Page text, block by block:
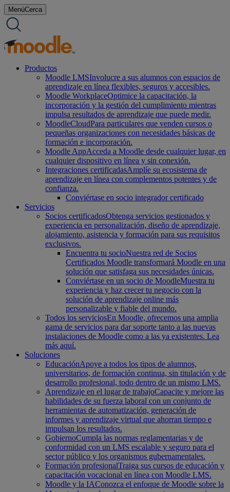
saltar
al
contenido
MenúCerca
Productos
Moodle LMSInvolucre a sus alumnos con espacios de
aprendizaje en línea flexibles, seguros y accesibles.
Moodle WorkplaceOptimice la capacitación, la
incorporación y la gestión del cumplimiento mientras
impulsa resultados de aprendizaje que puede medir.
MoodleCloudPara particulares que venden cursos o
pequeñas organizaciones con necesidades básicas de
formación e incorporación.
Moodle AppAcceda a Moodle desde cualquier lugar, en
cualquier dispositivo en línea y sin conexión.
Integraciones certificadasAmplíe su ecosistema de
aprendizaje en línea con complementos potentes y de
confianza.
Conviértase en socio integrador certificado
Servicios
Socios certificadosObtenga servicios gestionados y
experiencia en personalización, diseño de aprendizaje,
alojamiento, asistencia y formación para sus requisitos
exclusivos.
Encuentra tu socioNuestra red de Socios
Certificados Moodle transformará Moodle en una
solución que satisfaga sus necesidades únicas.
Conviértase en un socio de MoodleMuestra tu
experiencia y haz crecer tu negocio con la
solución de aprendizaje online más
personalizable y fiable del mundo.
Todos los serviciosEn Moodle, ofrecemos una amplia
gama de servicios para dar soporte tanto a las nuevas
instalaciones de Moodle como a las ya existentes. Lea
más aquí.
Soluciones
EducaciónApoye a todos los tipos de alumnos,
universitarios, de formación continua, sin titulación y de
desarrollo profesional, todo dentro de un mismo LMS.
Aprendizaje en el lugar de trabajoCapacite y mejore las
habilidades de su fuerza laboral con un conjunto de
herramientas de automatización, generación de
informes y aprendizaje virtual que ahorran tiempo e
impulsan los resultados.
GobiernoCumpla las normas reglamentarias y de
conformidad con un LMS escalable y seguro para el
sector público y los organismos gubernamentales.
Formación profesionalTraiga sus cursos de educación y
capacitación vocacional en línea con Moodle LMS.
Moodle y la IAConozca el enfoque de Moodle sobre la